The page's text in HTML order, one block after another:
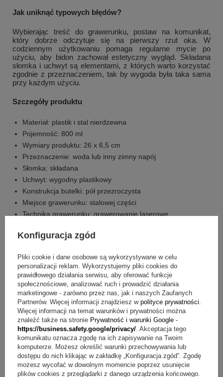
+3
Zobacz więcej
Jak uniknąć typowych błędów?
Wybierając treść do grawerunku, postaw na komunikat,
który dobrze odczytuje się na pierwszy rzut oka. W
codziennym użytkowaniu pomaga regularne mycie po
użyciu, aby bidon zachował estetyczny wygląd. Składana
słomka i uchwyt są elementami, z których warto korzystać
zgodnie z przeznaczeniem, tak by wygoda była taka sama
przy każdym użyciu.
Szczegóły produktu
Materiał: plastik i stal nierdzewna
Pojemność: 800 ml
Wymiary produktu: 26 x 6,5 cm
Przeznaczenie: woda lub inny zimny napój
Słomka: składana
Uchwyt: wygodny plastikowy
Konstrukcja butelki: pół przezroczysta
Miejsce grawerunku: stalowej części
Technika grawerunku: grawerowanie laserowe
Trwałość napisu: uzyskany napis jest trwały i nie ściera się
Co otrzymujesz w zestawie?
bidon sportowy
grawer na stalowej części
Q&A w skrócie
Pytanie:Jak używać bidonu do zimnych napojów?
Odpowiedź: Bidon jest przeznaczony na wodę lub inny
zimny napój.
Pytanie:Jak można spersonalizować bidon?Odpowiedź:
Konfiguracja zgód
Pliki cookie i dane osobowe są wykorzystywane w celu
personalizacji reklam. Wykorzystujemy pliki cookies do
prawidłowego działania serwisu, aby oferować funkcje
społecznościowe, analizować ruch i prowadzić działania
marketingowe - zarówno przez nas, jak i naszych Zaufanych
Partnerów. Więcej informacji znajdziesz w polityce prywatności.
Więcej informacji na temat warunków i prywatności można
znaleźć także na stronie Prywatność i warunki Google -
https://business.safety.google/privacy/. Akceptacja tego
komunikatu oznacza zgodę na ich zapisywanie na Twoim
komputerze. Możesz określić warunki przechowywania lub
dostępu do nich klikając w zakładkę „Konfiguracja zgód”. Zgodę
możesz wycofać w dowolnym momencie poprzez usunięcie
plików cookies z przeglądarki z danego urządzenia końcowego.